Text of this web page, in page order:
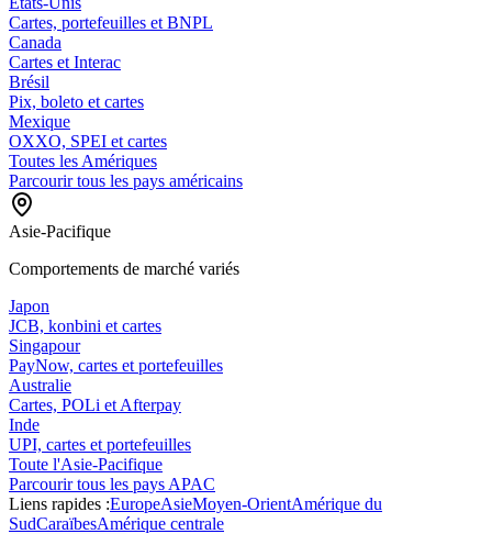
Cartes, portefeuilles et BNPL
Canada
Cartes et Interac
Brésil
Pix, boleto et cartes
Mexique
OXXO, SPEI et cartes
Toutes les Amériques
Parcourir tous les pays américains
Asie-Pacifique
Comportements de marché variés
Japon
JCB, konbini et cartes
Singapour
PayNow, cartes et portefeuilles
Australie
Cartes, POLi et Afterpay
Inde
UPI, cartes et portefeuilles
Toute l'Asie-Pacifique
Parcourir tous les pays APAC
Liens rapides :EuropeAsieMoyen-OrientAmérique du
SudCaraïbesAmérique centrale